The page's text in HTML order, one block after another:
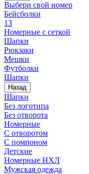
Выбери свой номер
Бейсболки
13
Номерные с сеткой
Шапки
Рюкзаки
Мешки
Футболки
Шапки
Назад
Шапки
Без логотипа
Без отворота
Номерные
С отворотом
С помпоном
Детские
Номерные НХЛ
Мужская одежда